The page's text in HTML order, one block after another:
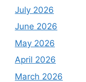
July 2026
June 2026
May 2026
April 2026
March 2026